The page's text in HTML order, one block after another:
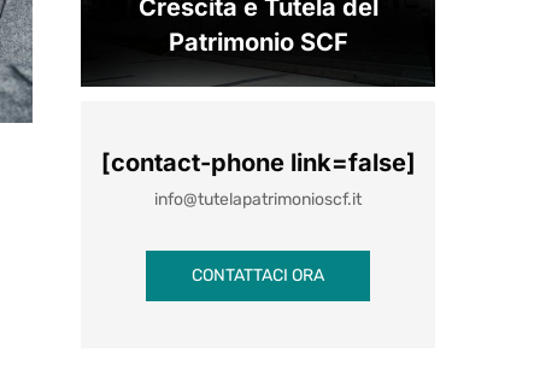
Crescita e Tutela del
Patrimonio SCF
[contact-phone link=false]
info@tutelapatrimonioscf.it
CONTATTACI ORA